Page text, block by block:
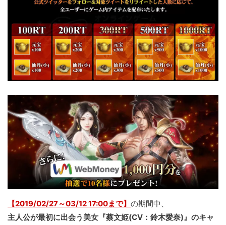
【2019/02/27～03/12 17:00まで】 の期間中、
主人公が最初に出会う美女『蔡文姫(CV：鈴木愛奈)』のキャ